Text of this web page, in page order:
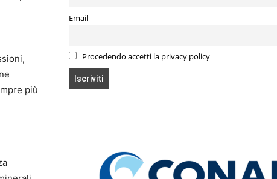
più
Email
Procedendo accetti la privacy policy